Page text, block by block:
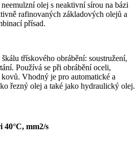
olej s neaktivní sírou na bázi
rafinovaných základových olejů a
přísad.
třískového obrábění: soustružení,
Používá se při obrábění oceli,
Vhodný je pro automatické a
řezný olej a také jako hydraulický olej.
mm2/s